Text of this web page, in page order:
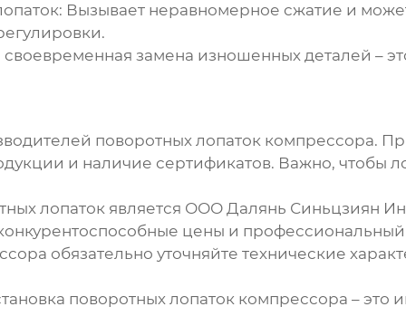
: Вызывает неравномерное сжатие и
замена изношенных деталей –
поворотных лопаток компрессора.
и наличие сертификатов. Важно, чтобы
лопатокявляется ООО Далянь Синьцзиян
цены и
обязательно уточняйте технические
поворотных лопаток компрессора – это